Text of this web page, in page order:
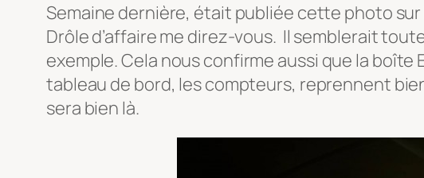
Semaine dernière, était publiée cette photo
Drôle d’affaire me direz-vous. Il semblerait
exemple. Cela nous confirme aussi que la boîte
tableau de bord, les compteurs, reprennent
sera bien là.